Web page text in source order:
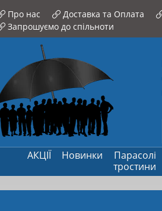
Про нас Доставка та Оплата
Запрошуємо до спільноти
АКЦІЇ Новинки
Парасолі
тростини